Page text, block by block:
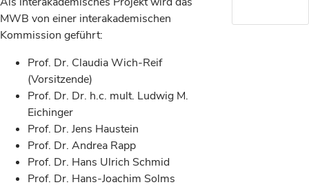
MWB von einer interakademischen
Kommission geführt:
Prof. Dr. Claudia Wich-Reif
(Vorsitzende)
Prof. Dr. Dr. h.c. mult. Ludwig M.
Eichinger
Prof. Dr. Jens Haustein
Prof. Dr. Andrea Rapp
Prof. Dr. Hans Ulrich Schmid
Prof. Dr. Hans-Joachim Solms